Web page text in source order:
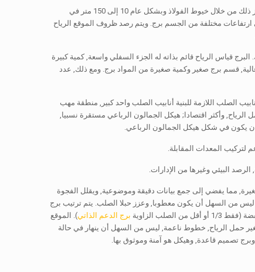
تم تثبيت البرج قياس الرياح في موقع مزرعة الرياح, هيكل معظمهم من الجمالون وهيكل اسطواني. ويتعزز ذلك من خلال خيوط الفولاذ وبشكل عام 10 إلى 150 متر في
ارتفاعات مختلفة من الجسم برج. ويتم رصد ظروف الموقع الرياح
قياس الرياح قائم بذاته له الجزء السفلي واسعة, كمية كبيرة
قسم برج صغير وكمية صغيرة من المواد برج. ومع ذلك, عدد
الصلب اللازمة للبنية أنابيب الصلب واحد كبير, منطقة مهب
الرياح, وأكثر اقتصادا; هيكل الجمالون الرباعي مستقرة نسبيا,
أن يكون في شكل هيكل الجمالون الرباعي.
لتركيب المعدات المقابلة.
البيئي وغيرها من الإدارات.
مما يفضي إلى جمع بيانات دقيقة وموضوعية, ويقلل الفجوة
ليس من السهل أن يكون معطوبا, وعزز حبلا الصلب. يتم ترتيب برج
الزاوية
برج الدعم الذاتي). الموقع
حمل الرياح, خطوط ناعمة, ليس من السهل أن ينهار في حالة
تصميم قاعدة, وهيكل هو آمنة وموثوق بها.